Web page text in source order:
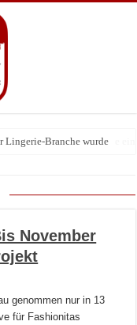
Lingerie-Branche wurde
Kunstwerke bis heute
November
genommen nur in 13
für Fashionitas